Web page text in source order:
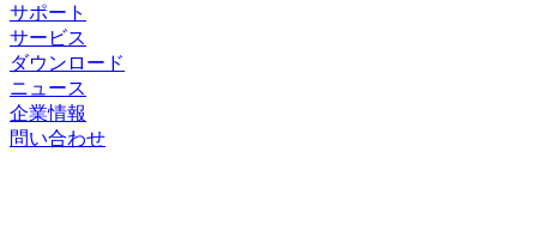
サポート
サービス
ダウンロード
ニュース
企業情報
問い合わせ